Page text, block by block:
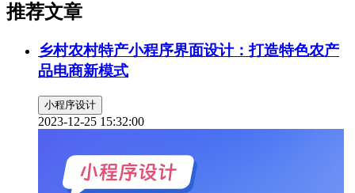
推荐文章
乡村农村特产小程序界面设计：打造特色农产
品电商新模式
小程序设计
2023-12-25 15:32:00